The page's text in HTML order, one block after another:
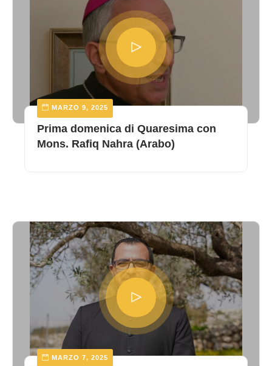
MARZO 9, 2025
Prima domenica di Quaresima con
Mons. Rafiq Nahra (Arabo)
MARZO 7, 2025